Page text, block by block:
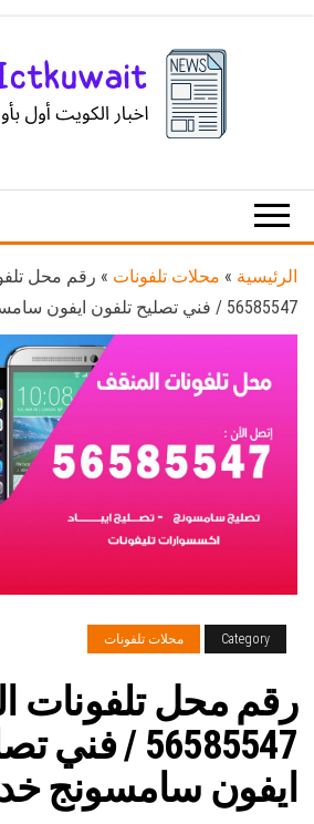
الكويت
الرئيسية » محلات تلفونات » رقم محل
56585547 / فني تصليح تلفون ايفون سامسونج خدمة منازل
Category محلات تلفونات
رقم محل تلفونات
56585547 /
ايفون سامسونج